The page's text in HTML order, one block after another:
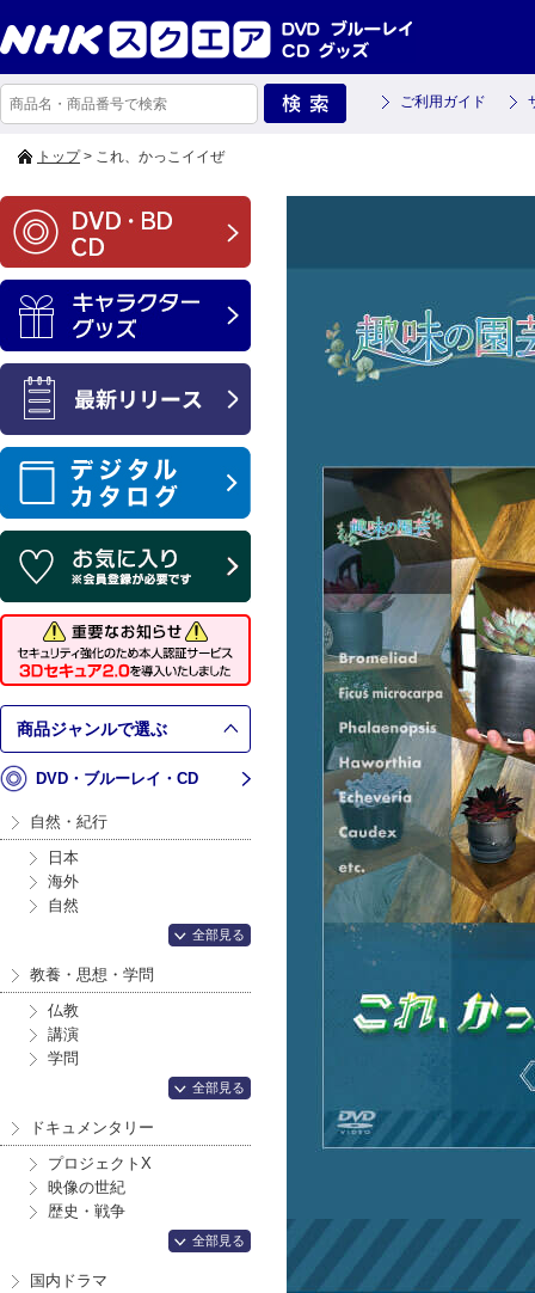
ご利用ガイド
トップ> これ、かっこイイぜ
商品ジャンルで選ぶ
DVD・ブルーレイ・CD
自然・紀行
日本
海外
自然
全部見る
教養・思想・学問
仏教
講演
学問
全部見る
ドキュメンタリー
プロジェクトX
映像の世紀
歴史・戦争
全部見る
国内ドラマ